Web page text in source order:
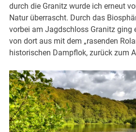
durch die Granitz wurde ich erneut
Natur überrascht. Durch das
vorbei am Jagdschloss Granitz ging
von dort aus mit dem „rasenden
historischen Dampflok, zurück zum